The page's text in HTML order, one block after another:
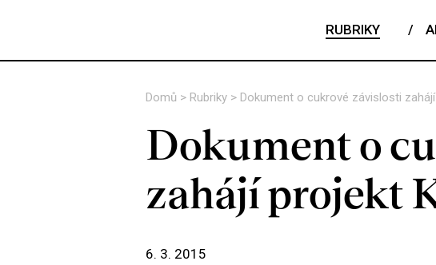
RUBRIKY /
Domů > Rubriky > Dokument o cukrové závislosti
Dokument o
zahájí projekt
6. 3. 2015